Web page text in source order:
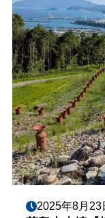
2025年8月23